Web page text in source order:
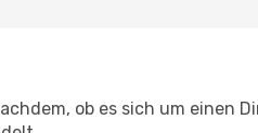
ob es sich um einen